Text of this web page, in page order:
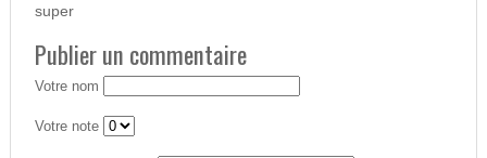
super
Publier un commentaire
Votre nom
Votre note